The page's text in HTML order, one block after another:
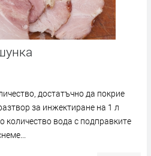
достатъчно да покрие
за инжектиране на 1 л
вода с подправките